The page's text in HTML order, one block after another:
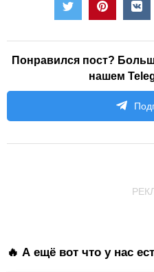
Понравился пост?
нашем
🔥 А ещё вот что у нас